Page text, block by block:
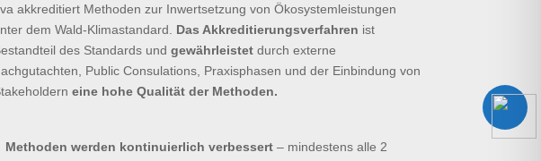
akkreditiert Methoden zur Inwertsetzung von Ökosystemleistungen
dem Wald-Klimastandard. Das Akkreditierungsverfahren ist
des Standards und gewährleistetdurch externe
Public Consulations, Praxisphasen und der Einbindung von
eine hohe Qualität der Methoden.
Methoden werden kontinuierlich verbessert – mindestens alle 2